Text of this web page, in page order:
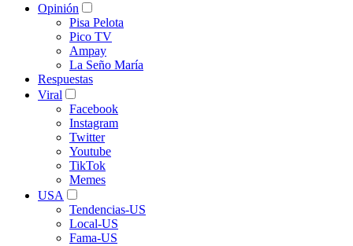
Opinión
Pisa Pelota
Pico TV
Ampay
La Seño María
Respuestas
Viral
Facebook
Instagram
Twitter
Youtube
TikTok
Memes
USA
Tendencias-US
Local-US
Fama-US